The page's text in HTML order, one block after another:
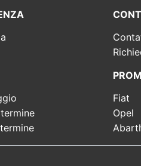
Fiat
Opel